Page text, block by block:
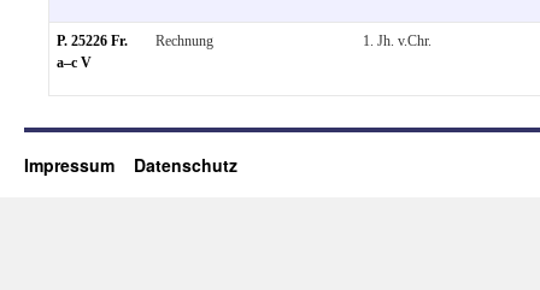
P. 25226 Fr.
a–c V
Rechnung 1. Jh. v.Chr.
Impressum Datenschutz